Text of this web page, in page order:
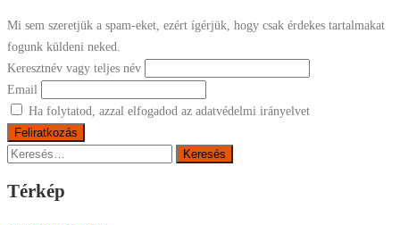
Mi sem szeretjük a spam-eket, ezért ígérjük, hogy csak érdekes tartalmakat
fogunk küldeni neked.
Keresztnév vagy teljes név
Email
Ha folytatod, azzal elfogadod az adatvédelmi irányelvet
Keresés:
Térkép